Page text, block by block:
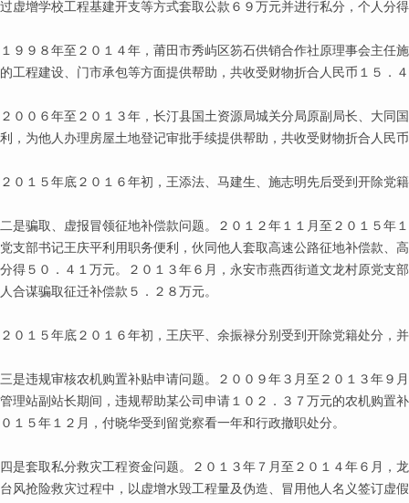
过虚增学校工程基建开支等方式套取公款６９万元并进行私分，个人分
１９９８年至２０１４年，莆田市秀屿区笏石供销合作社原理事会主任
的工程建设、门市承包等方面提供帮助，共收受财物折合人民币１５．
２００６年至２０１３年，长汀县国土资源局城关分局原副局长、大同
利，为他人办理房屋土地登记审批手续提供帮助，共收受财物折合人民
２０１５年底２０１６年初，王添法、马建生、施志明先后受到开除党
二是骗取、虚报冒领征地补偿款问题。２０１２年１１月至２０１５年
党支部书记王庆平利用职务便利，伙同他人套取高速公路征地补偿款、
分得５０．４１万元。２０１３年６月，永安市燕西街道文龙村原党支
人合谋骗取征迁补偿款５．２８万元。
２０１５年底２０１６年初，王庆平、余振禄分别受到开除党籍处分，
三是违规审核农机购置补贴申请问题。２００９年３月至２０１３年９
管理站副站长期间，违规帮助某公司申请１０２．３７万元的农机购置
０１５年１２月，付晓华受到留党察看一年和行政撤职处分。
四是套取私分救灾工程资金问题。２０１３年７月至２０１４年６月，
台风抢险救灾过程中，以虚增水毁工程量及伪造、冒用他人名义签订虚